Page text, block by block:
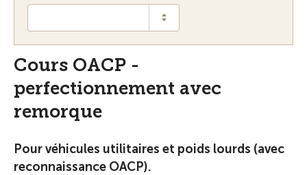
Cours OACP -
perfectionnement avec
remorque
Pour véhicules utilitaires et poids lourds (avec
reconnaissance OACP).